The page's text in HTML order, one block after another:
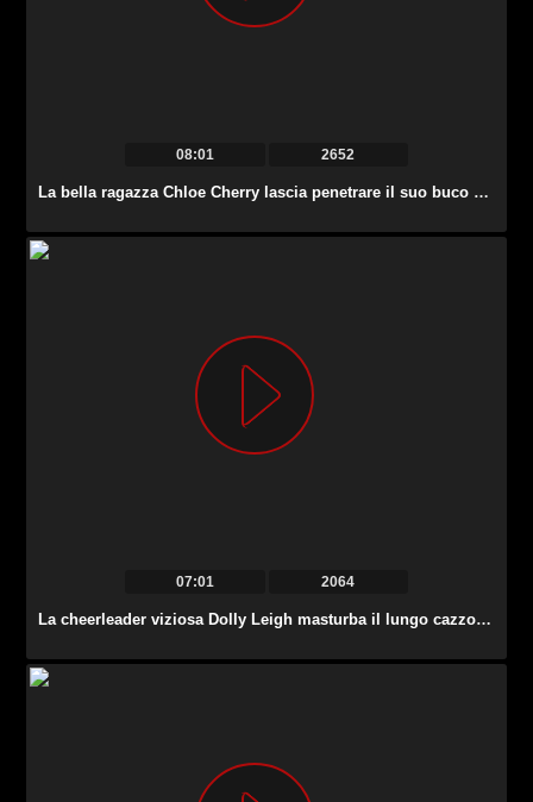
08:01 2652
La bella ragazza Chloe Cherry lascia penetrare il suo buco del culo ancora stretto.
07:01 2064
La cheerleader viziosa Dolly Leigh masturba il lungo cazzo lubrificato del suo tutor.